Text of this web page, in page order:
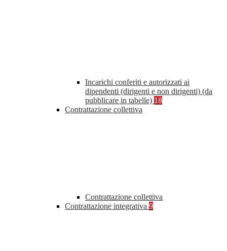
Incarichi conferiti e autorizzati ai
dipendenti (dirigenti e non dirigenti) (da
pubblicare in tabelle) 18
Contrattazione collettiva
Contrattazione collettiva
Contrattazione integrativa 9